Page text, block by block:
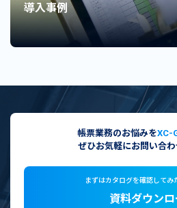
導入事例
帳票業務のお悩みをXC-
ぜひお気軽にお問い合わ
まずはカタログを確認してみ
資料ダウン